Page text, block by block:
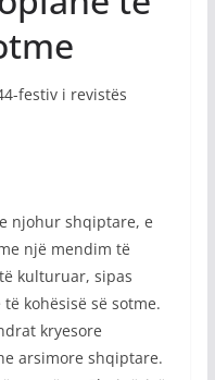
festiv i revistës
njohur shqiptare, e
një mendim të
kulturuar, sipas
kohësisë së sotme.
kryesore
arsimore shqiptare.